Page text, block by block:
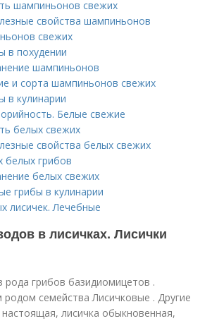
шампиньонов свежих
свойства шампиньонов
свежих
в похудении
шампиньонов
и сорта шампиньонов свежих
в кулинарии
Белые свежие
белых свежих
свойства белых свежих
белых грибов
белых свежих
грибы в кулинарии
лисичек. Лечебные
в лисичках. Лисички
рода грибов базидиомицетов .
семейства Лисичковые . Другие
настоящая, лисичка обыкновенная,